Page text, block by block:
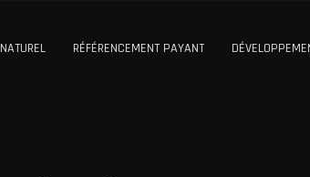
RÉFÉRENCEMENT PAYANT